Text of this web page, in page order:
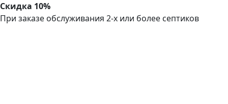
Скидка 10%
При заказе обслуживания 2-х или более септиков